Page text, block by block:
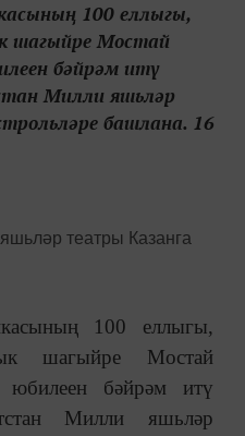
100 еллыгы,
шагыйре Мостай
бәйрәм итү
Милли яшьләр
башлана. 16
100 еллыгы,
шагыйре Мостай
бәйрәм итү
Милли яшьләр